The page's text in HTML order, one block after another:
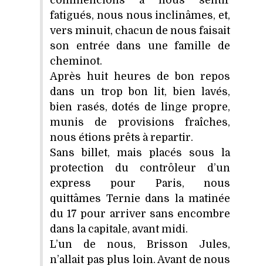
fatigués, nous nous inclinâmes, et,
vers minuit, chacun de nous faisait
son entrée dans une famille de
cheminot.
Après huit heures de bon repos
dans un trop bon lit, bien lavés,
bien rasés, dotés de linge propre,
munis de provisions fraîches,
nous étions prêts à repartir.
Sans billet, mais placés sous la
protection du contrôleur d’un
express pour Paris, nous
quittâmes Ternie dans la matinée
du 17 pour arriver sans encombre
dans la capitale, avant midi.
L’un de nous, Brisson Jules,
n’allait pas plus loin. Avant de nous